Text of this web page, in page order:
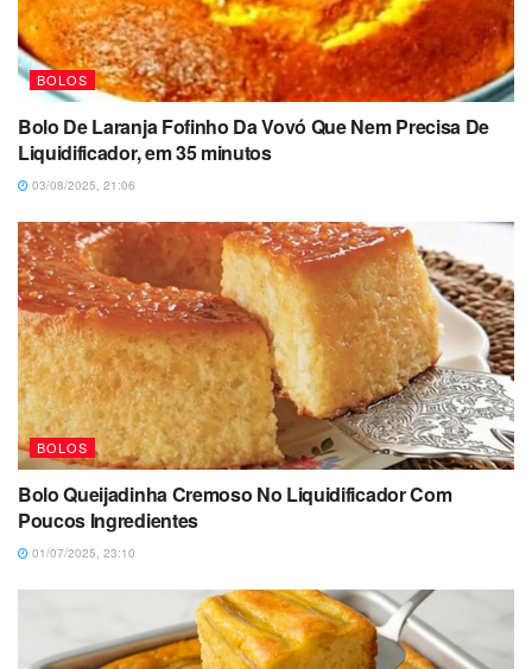
BOLOS
Bolo De Laranja Fofinho Da Vovó Que Nem Precisa De
Liquidificador, em 35 minutos
03/08/2025, 21:06
BOLOS
Bolo Queijadinha Cremoso No Liquidificador Com
Poucos Ingredientes
01/07/2025, 23:10